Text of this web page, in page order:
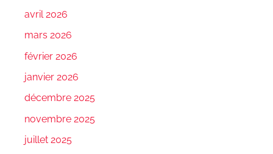
avril 2026
mars 2026
février 2026
janvier 2026
décembre 2025
novembre 2025
juillet 2025